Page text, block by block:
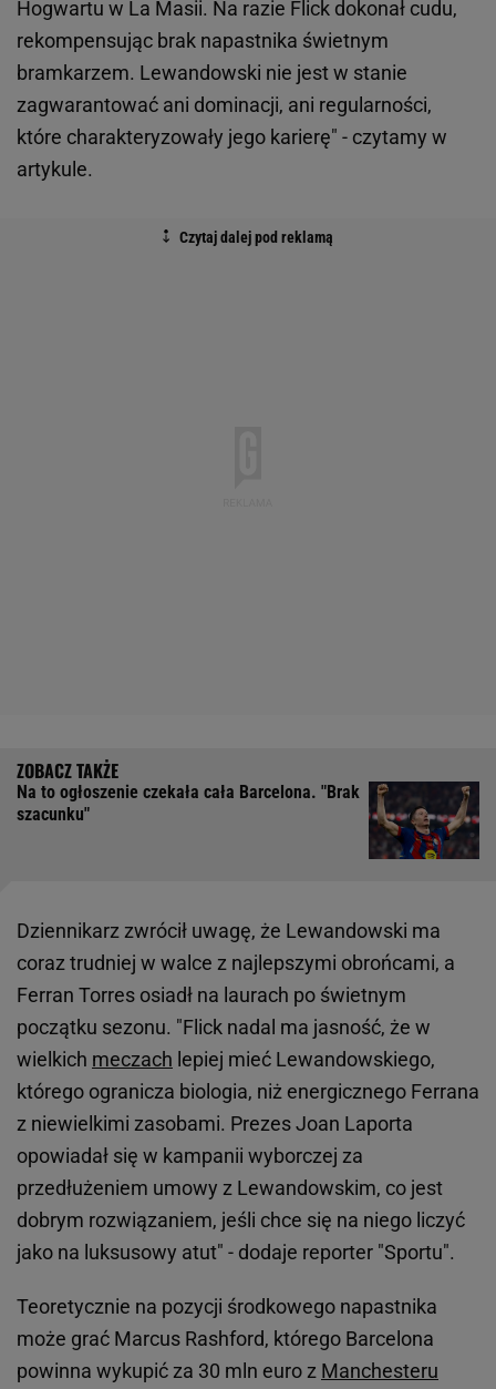
Hogwartu w La Masii. Na razie Flick dokonał cudu,
rekompensując brak napastnika świetnym
bramkarzem. Lewandowski nie jest w stanie
zagwarantować ani dominacji, ani regularności,
które charakteryzowały jego karierę" - czytamy w
artykule.
Na to ogłoszenie czekała cała Barcelona. "Brak
szacunku"
Dziennikarz zwrócił uwagę, że Lewandowski ma
coraz trudniej w walce z najlepszymi obrońcami, a
Ferran Torres osiadł na laurach po świetnym
początku sezonu. "Flick nadal ma jasność, że w
wielkich meczach lepiej mieć Lewandowskiego,
którego ogranicza biologia, niż energicznego Ferrana
z niewielkimi zasobami. Prezes Joan Laporta
opowiadał się w kampanii wyborczej za
przedłużeniem umowy z Lewandowskim, co jest
dobrym rozwiązaniem, jeśli chce się na niego liczyć
jako na luksusowy atut" - dodaje reporter "Sportu".
Teoretycznie na pozycji środkowego napastnika
może grać Marcus Rashford, którego Barcelona
powinna wykupić za 30 mln euro z Manchesteru